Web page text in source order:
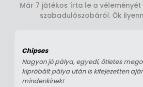
Már 7 játékos írta le a
szabadulószobáról. Ők
Chipses
Nagyon jó pálya, egyedi, ötletes
kipróbált pálya után is kifejezetten
mindenkinek!